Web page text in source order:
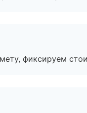
фиксируем